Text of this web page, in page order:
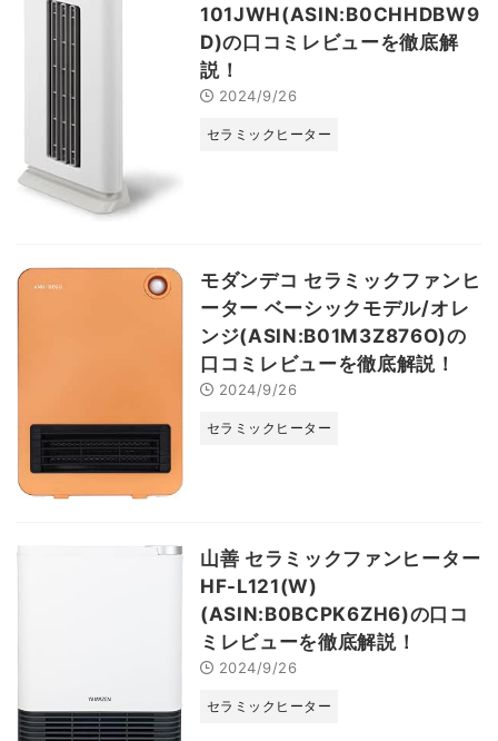
101JWH(ASIN:B0CHHDBW9
D)の口コミレビューを徹底解
説！
2024/9/26
セラミックヒーター
モダンデコ セラミックファンヒ
ーター ベーシックモデル/オレ
ンジ(ASIN:B01M3Z876O)の
口コミレビューを徹底解説！
2024/9/26
セラミックヒーター
山善 セラミックファンヒーター
HF-L121(W)
(ASIN:B0BCPK6ZH6)の口コ
ミレビューを徹底解説！
2024/9/26
セラミックヒーター